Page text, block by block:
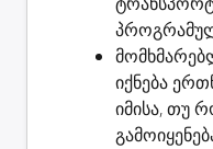
იქნება
იმისა, თუ